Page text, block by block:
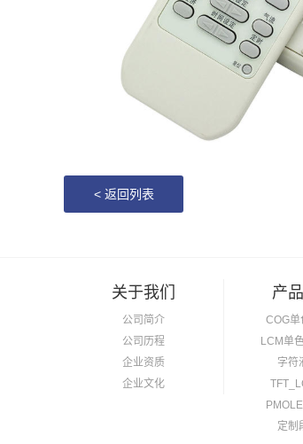
< 返回列表
关于我们
公司简介
公司历程
企业资质
企业文化
产
COG单
LCM单
字符
定制